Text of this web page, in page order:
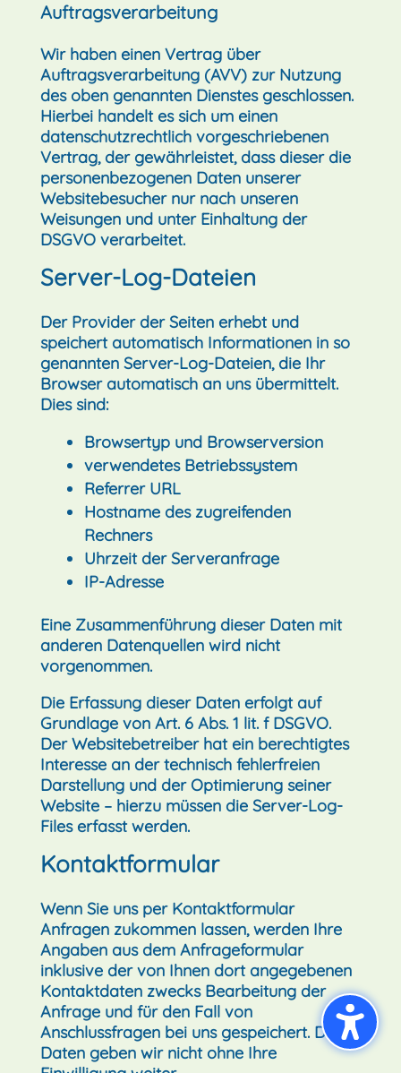
Auftragsverarbeitung
Wir haben einen Vertrag über
Auftragsverarbeitung (AVV) zur Nutzung
des oben genannten Dienstes geschlossen.
Hierbei handelt es sich um einen
datenschutzrechtlich vorgeschriebenen
Vertrag, der gewährleistet, dass dieser die
personenbezogenen Daten unserer
Websitebesucher nur nach unseren
Weisungen und unter Einhaltung der
DSGVO verarbeitet.
Server-Log-Dateien
Der Provider der Seiten erhebt und
speichert automatisch Informationen in so
genannten Server-Log-Dateien, die Ihr
Browser automatisch an uns übermittelt.
Dies sind:
Browsertyp und Browserversion
verwendetes Betriebssystem
Referrer URL
Hostname des zugreifenden
Rechners
Uhrzeit der Serveranfrage
IP-Adresse
Eine Zusammenführung dieser Daten mit
anderen Datenquellen wird nicht
vorgenommen.
Die Erfassung dieser Daten erfolgt auf
Grundlage von Art. 6 Abs. 1 lit. f DSGVO.
Der Websitebetreiber hat ein berechtigtes
Interesse an der technisch fehlerfreien
Darstellung und der Optimierung seiner
Website – hierzu müssen die Server-Log-
Files erfasst werden.
Kontaktformular
Wenn Sie uns per Kontaktformular
Anfragen zukommen lassen, werden Ihre
Angaben aus dem Anfrageformular
inklusive der von Ihnen dort angegebenen
Kontaktdaten zwecks Bearbeitung der
Anfrage und für den Fall von
Anschlussfragen bei uns gespeichert. Diese
Daten geben wir nicht ohne Ihre